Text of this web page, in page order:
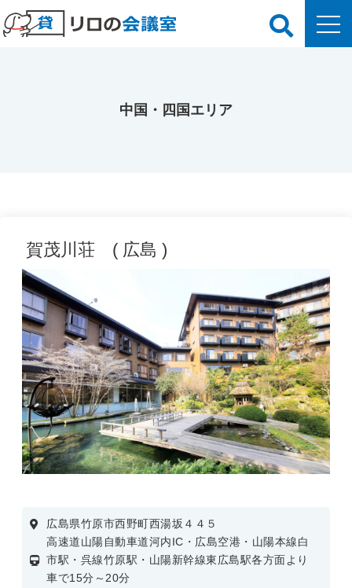
中国・四国エリア
賀茂川荘 ( 広島 )
広島県竹原市西野町西湯坂４４５
高速道山陽自動車道河内IC・広島空港・山陽本線白
市駅・呉線竹原駅・山陽新幹線東広島駅各方面より
車で15分～20分